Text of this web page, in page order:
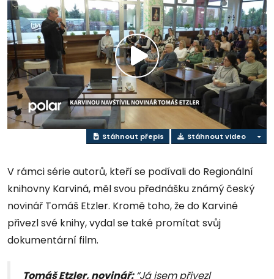
Přehrát
video
Stáhnout přepis Stáhnout video
V rámci série autorů, kteří se podívali do Regionální
knihovny Karviná, měl svou přednášku známý český
novinář Tomáš Etzler. Kromě toho, že do Karviné
přivezl své knihy, vydal se také promítat svůj
dokumentární film.
Tomáš Etzler, novinář:“Já jsem přivezl